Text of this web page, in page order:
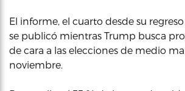
El informe, el cuarto desde su regreso
se publicó mientras Trump busca
de cara a las elecciones de medio
noviembre.